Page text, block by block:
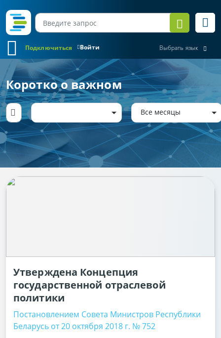
Войти
Подключиться Выбрать язык
Коротко о важном
Все месяцы
Утверждена Концепция
государственной отраслевой
политики
Постановлением Совета Министров Республики
Беларусь от 20 октября 2018 г. № 752